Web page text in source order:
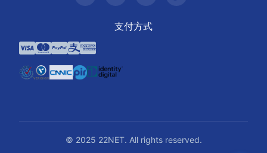
支付方式
© 2025 22NET. All rights reserved.